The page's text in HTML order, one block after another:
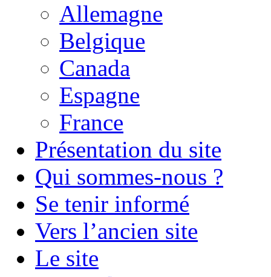
Allemagne
Belgique
Canada
Espagne
France
Présentation du site
Qui sommes-nous ?
Se tenir informé
Vers l’ancien site
Le site